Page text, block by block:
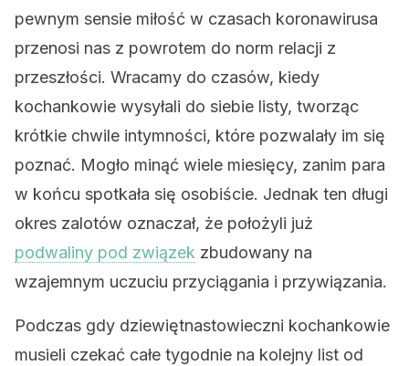
pewnym sensie miłość w czasach koronawirusa
przenosi nas z powrotem do norm relacji z
przeszłości. Wracamy do czasów, kiedy
kochankowie wysyłali do siebie listy, tworząc
krótkie chwile intymności, które pozwalały im się
poznać. Mogło minąć wiele miesięcy, zanim para
w końcu spotkała się osobiście. Jednak ten długi
okres zalotów oznaczał, że położyli już
podwaliny pod związek zbudowany na
wzajemnym uczuciu przyciągania i przywiązania.
Podczas gdy dziewiętnastowieczni kochankowie
musieli czekać całe tygodnie na kolejny list od